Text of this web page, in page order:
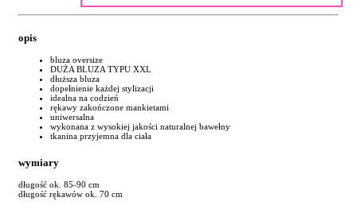
opis
bluza oversize
DUŻA BLUZA TYPU XXL
dłuższa bluza
dopełnienie każdej stylizacji
idealna na codzień
rękawy zakończone mankietami
uniwersalna
wykonana z wysokiej jakości naturalnej bawełny
tkanina przyjemna dla ciała
wymiary
długość ok. 85-90 cm
długość rękawów ok. 70 cm